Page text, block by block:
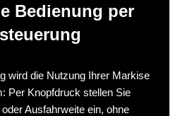
Bedienung per
wird die Nutzung Ihrer Markise
Per Knopfdruck stellen Sie
Ausfahrweite ein, ohne